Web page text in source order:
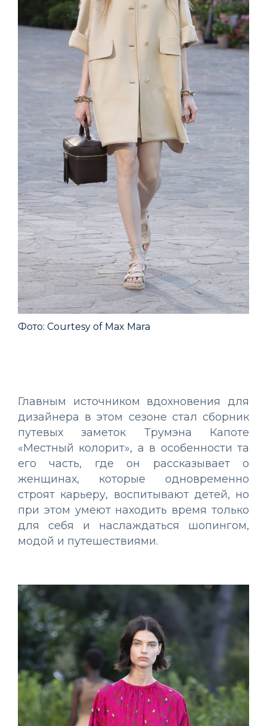
Фото: Courtesy of Max Mara
Главным источником вдохновения для
дизайнера в этом сезоне стал сборник
путевых заметок Трумэна Капоте
«Местный колорит», а в особенности та
его часть, где он рассказывает о
женщинах, которые одновременно
строят карьеру, воспитывают детей, но
при этом умеют находить время только
для себя и наслаждаться шопингом,
модой и путешествиями.